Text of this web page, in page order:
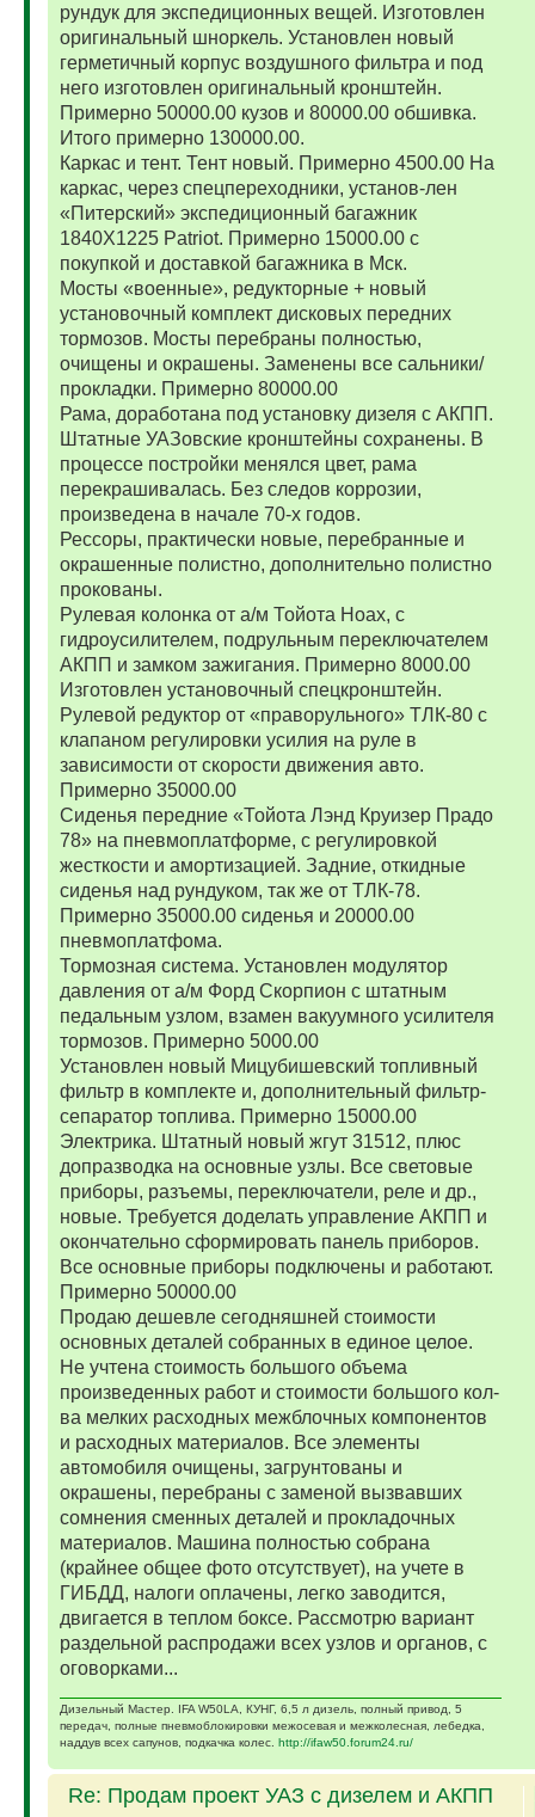
рундук для экспедиционных вещей. Изготовлен
оригинальный шноркель. Установлен новый
герметичный корпус воздушного фильтра и под
него изготовлен оригинальный кронштейн.
Примерно 50000.00 кузов и 80000.00 обшивка.
Итого примерно 130000.00.
Каркас и тент. Тент новый. Примерно 4500.00 На
каркас, через спецпереходники, установ-лен
«Питерский» экспедиционный багажник
1840Х1225 Patriot. Примерно 15000.00 с
покупкой и доставкой багажника в Мск.
Мосты «военные», редукторные + новый
установочный комплект дисковых передних
тормозов. Мосты перебраны полностью,
очищены и окрашены. Заменены все сальники/
прокладки. Примерно 80000.00
Рама, доработана под установку дизеля с АКПП.
Штатные УАЗовские кронштейны сохранены. В
процессе постройки менялся цвет, рама
перекрашивалась. Без следов коррозии,
произведена в начале 70-х годов.
Рессоры, практически новые, перебранные и
окрашенные полистно, дополнительно полистно
прокованы.
Рулевая колонка от а/м Тойота Ноах, с
гидроусилителем, подрульным переключателем
АКПП и замком зажигания. Примерно 8000.00
Изготовлен установочный спецкронштейн.
Рулевой редуктор от «праворульного» ТЛК-80 с
клапаном регулировки усилия на руле в
зависимости от скорости движения авто.
Примерно 35000.00
Сиденья передние «Тойота Лэнд Круизер Прадо
78» на пневмоплатформе, с регулировкой
жесткости и амортизацией. Задние, откидные
сиденья над рундуком, так же от ТЛК-78.
Примерно 35000.00 сиденья и 20000.00
пневмоплатфома.
Тормозная система. Установлен модулятор
давления от а/м Форд Скорпион с штатным
педальным узлом, взамен вакуумного усилителя
тормозов. Примерно 5000.00
Установлен новый Мицубишевский топливный
фильтр в комплекте и, дополнительный фильтр-
сепаратор топлива. Примерно 15000.00
Электрика. Штатный новый жгут 31512, плюс
допразводка на основные узлы. Все световые
приборы, разъемы, переключатели, реле и др.,
новые. Требуется доделать управление АКПП и
окончательно сформировать панель приборов.
Все основные приборы подключены и работают.
Примерно 50000.00
Продаю дешевле сегодняшней стоимости
основных деталей собранных в единое целое.
Не учтена стоимость большого объема
произведенных работ и стоимости большого кол-
ва мелких расходных межблочных компонентов
и расходных материалов. Все элементы
автомобиля очищены, загрунтованы и
окрашены, перебраны с заменой вызвавших
сомнения сменных деталей и прокладочных
материалов. Машина полностью собрана
(крайнее общее фото отсутствует), на учете в
ГИБДД, налоги оплачены, легко заводится,
двигается в теплом боксе. Рассмотрю вариант
раздельной распродажи всех узлов и органов, с
оговорками...
Дизельный Мастер. IFA W50LA, КУНГ, 6,5 л дизель, полный привод, 5
передач, полные пневмоблокировки межосевая и межколесная, лебедка,
наддув всех сапунов, подкачка колес. http://ifaw50.forum24.ru/
Re: Продам проект УАЗ с дизелем и АКПП